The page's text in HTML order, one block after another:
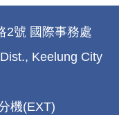
2號 國際事務處
Keelung City
機(EXT)